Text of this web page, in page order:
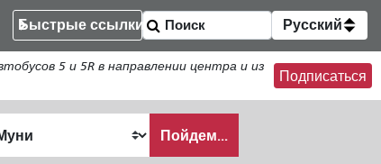
Быстрые ссылки Русский
5 и 5R в направлении центра и из
Подписаться
Пойдем...